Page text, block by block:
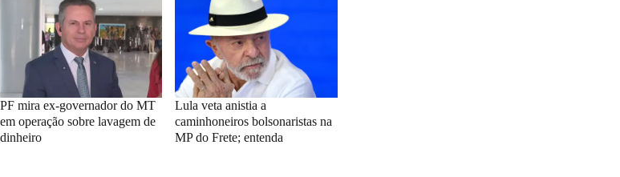
PF mira ex-governador do MT
em operação sobre lavagem de
dinheiro
Lula veta anistia a
caminhoneiros bolsonaristas na
MP do Frete; entenda